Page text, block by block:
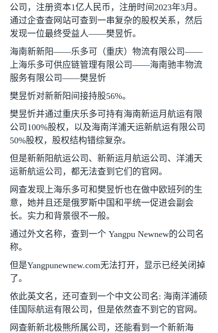
公司，注册资本1亿人民币，注册时间 2023年3月。
通过企查查网站可查到一串复杂的股权关系，然后
发现一位最终受益人——樊昱忻。
海南新新阳——乐多可（重庆）物流有限公司——
上海乐多可供应链管理有限公司——海南驰丰物流
服务有限公司——樊昱忻
樊昱忻对新新阳间接持股56%。
樊昱忻并通过重庆乐多可持有海南新运月航运有限
公司 100%股权，以及海南洋浦天运新航运有限公司
50%股权，股权结构错综复杂。
但是新新阳航运公司、新新运月航运公司、洋浦天
运新航运公司，都无法查到它们的官网。
网查发现上海乐多可和樊昱忻也在做中欧班列的生
意，她并且还是俄罗斯中国和平统一促进会副会
长。实力和背景很不一般。
通过外文名称，查到一个 Yangpu Newnew的公司名
称。
但是Yangpunewnew.com无法打开，显示已经关闭掉
了。
依此英文名，还可查到一个中文公司名: 海南洋浦硕
佳国际航运有限公司，但是依然查不到它的官网。
网查新新北极熊所属公司，还能看到一个新新海